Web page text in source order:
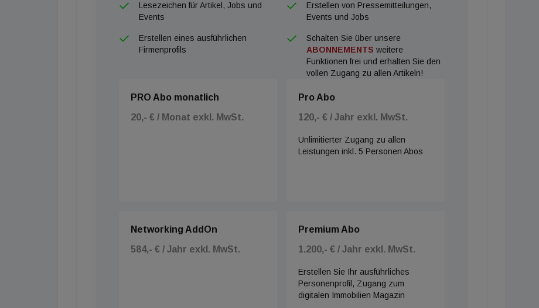
Lesezeichen für Artikel, Jobs und
Events
Erstellen von Pressemitteilungen,
Events und Jobs
Erstellen eines ausführlichen
Firmenprofils
Schalten Sie über unsere
ABONNEMENTS weitere
Funktionen frei und erhalten Sie den
vollen Zugang zu allen Artikeln!
PRO Abo monatlich
20,- € / Monat exkl. MwSt.
Pro Abo
120,- € / Jahr exkl. MwSt.
Unlimitierter Zugang zu allen
Leistungen inkl. 5 Personen Abos
Networking AddOn
584,- € / Jahr exkl. MwSt.
Premium Abo
1.200,- € / Jahr exkl. MwSt.
Erstellen Sie Ihr ausführliches
Personenprofil, Zugang zum
digitalen Immobilien Magazin